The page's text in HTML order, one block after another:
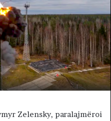
Zelensky, paralajmëroi